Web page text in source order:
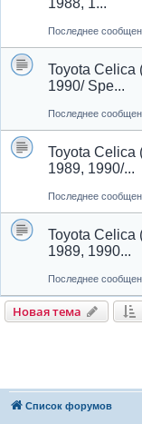
1988, 1...
Последнее
Toyota Celica
1990/ Spe...
Последнее
Toyota Celica
1989, 1990/...
Последнее
Toyota Celica
1989, 1990...
Последнее
Новая тема
Список форумов